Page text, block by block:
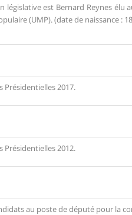
est Bernard Reynes élu
(UMP). (date de naissance :
Présidentielles 2017.
Présidentielles 2012.
au poste de député pour la